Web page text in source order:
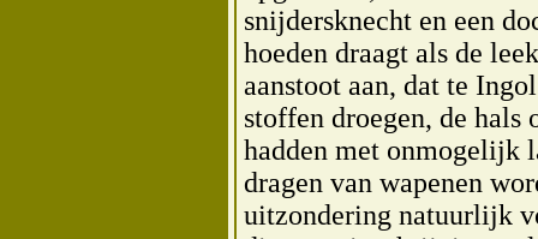
snijdersknecht en een
hoeden draagt als de
aanstoot aan, dat te
stoffen droegen, de hals
hadden met onmogelijk
dragen van wapenen
uitzondering natuurlijk